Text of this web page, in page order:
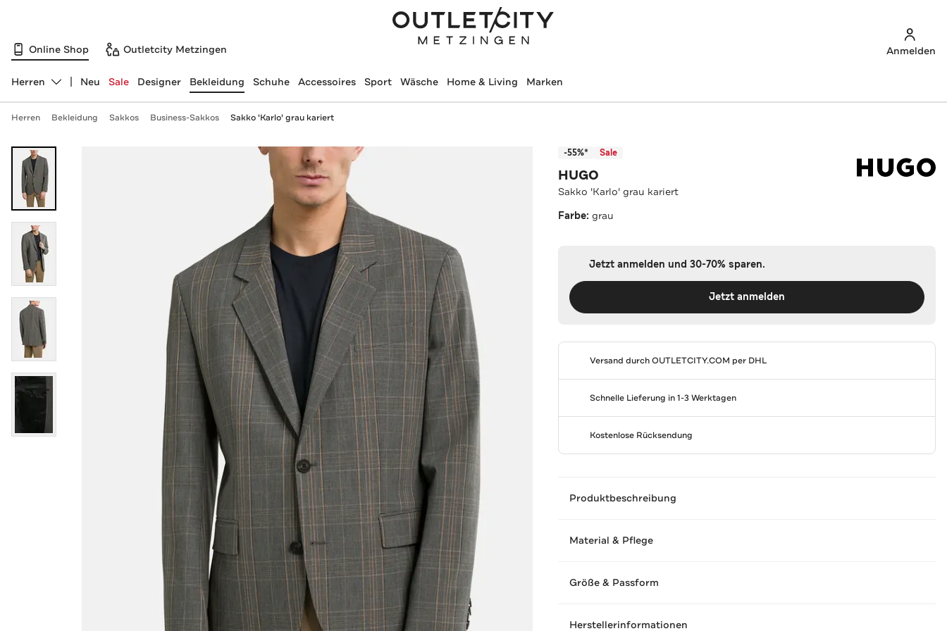
Online Shop Outletcity Metzingen Anmelden
Abteilung ändern, ausgewählt:
Herren Neu Sale Designer Bekleidung Schuhe Accessoires Sport Wäsche Home & Living Marken
Herren Bekleidung Sakkos Business-Sakkos Sakko 'Karlo' grau kariert
-55%* Sale
HUGO
Sakko 'Karlo' grau kariert
Farbe:grau
Jetzt anmelden und 30-70% sparen.
Jetzt anmelden
Versand durchOUTLETCITY.COM per DHL
Schnelle Lieferung in 1-3 Werktagen
Kostenlose Rücksendung
Produktbeschreibung
Material & Pflege
Größe & Passform
Herstellerinformationen